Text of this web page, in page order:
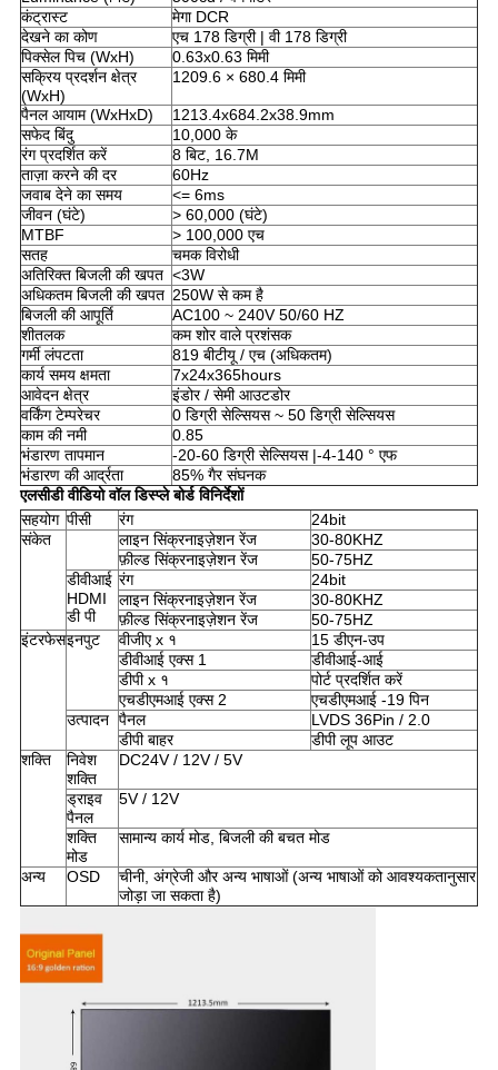
कंट्रास्ट
मेगा DCR
देखने का कोण
एच 178 डिग्री | वी 178 डिग्री
पिक्सेल पिच (WxH)
0.63x0.63 मिमी
सक्रिय प्रदर्शन क्षेत्र
(WxH)
1209.6 × 680.4 मिमी
पैनल आयाम (WxHxD)
1213.4x684.2x38.9mm
सफेद बिंदु
10,000 के
रंग प्रदर्शित करें
8 बिट, 16.7M
ताज़ा करने की दर
60Hz
जवाब देने का समय
<= 6ms
जीवन (घंटे)
> 60,000 (घंटे)
MTBF
> 100,000 एच
सतह
चमक विरोधी
अतिरिक्त बिजली की खपत <3W
अधिकतम बिजली की खपत 250W से कम है
बिजली की आपूर्ति
AC100 ~ 240V 50/60 HZ
शीतलक
कम शोर वाले प्रशंसक
गर्मी लंपटता
819 बीटीयू / एच (अधिकतम)
कार्य समय क्षमता
7x24x365hours
आवेदन क्षेत्र
इंडोर / सेमी आउटडोर
वर्किंग टेम्परेचर
0 डिग्री सेल्सियस ~ 50 डिग्री सेल्सियस
काम की नमी
0.85
भंडारण तापमान
-20-60 डिग्री सेल्सियस |-4-140 ° एफ
भंडारण की आर्द्रता
85% गैर संघनक
एलसीडी वीडियो वॉल डिस्प्ले बोर्ड विनिर्देशों
सहयोग पीसी रंग
24bit
संकेत
लाइन सिंक्रनाइज़ेशन रेंज
30-80KHZ
फ़ील्ड सिंक्रनाइज़ेशन रेंज
50-75HZ
डीवीआई
HDMI
डी पी
रंग
24bit
लाइन सिंक्रनाइज़ेशन रेंज
30-80KHZ
फ़ील्ड सिंक्रनाइज़ेशन रेंज
50-75HZ
इंटरफेसइनपुट वीजीए x १
15 डीएन-उप
डीवीआई एक्स 1
डीवीआई-आई
डीपी x १
पोर्ट प्रदर्शित करें
एचडीएमआई एक्स 2
एचडीएमआई -19 पिन
उत्पादन पैनल
LVDS 36Pin / 2.0
डीपी बाहर
डीपी लूप आउट
शक्ति
निवेश
शक्ति
DC24V / 12V / 5V
ड्राइव
पैनल
5V / 12V
शक्ति
मोड
सामान्य कार्य मोड, बिजली की बचत मोड
अन्य OSD
चीनी, अंग्रेजी और अन्य भाषाओं (अन्य भाषाओं को आवश्यकतानुसार
जोड़ा जा सकता है)